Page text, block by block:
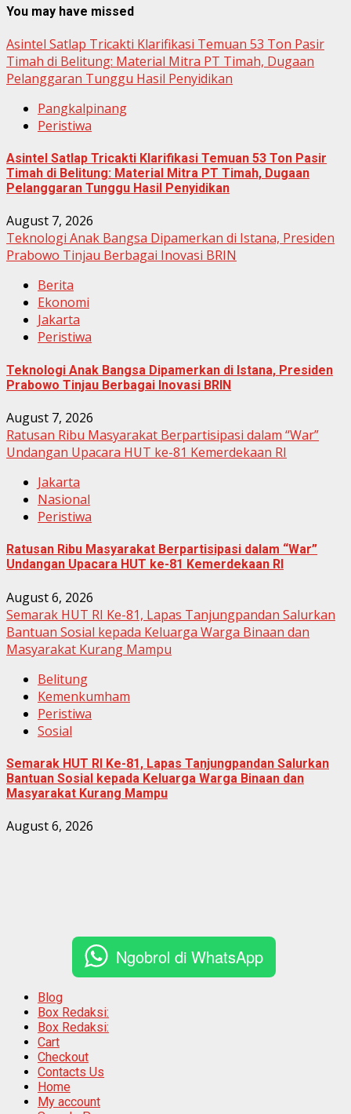
You may have missed
Asintel Satlap Tricakti Klarifikasi Temuan 53 Ton Pasir
Timah di Belitung: Material Mitra PT Timah, Dugaan
Pelanggaran Tunggu Hasil Penyidikan
Pangkalpinang
Peristiwa
Asintel Satlap Tricakti Klarifikasi Temuan 53 Ton Pasir
Timah di Belitung: Material Mitra PT Timah, Dugaan
Pelanggaran Tunggu Hasil Penyidikan
August 7, 2026
Teknologi Anak Bangsa Dipamerkan di Istana, Presiden
Prabowo Tinjau Berbagai Inovasi BRIN
Berita
Ekonomi
Jakarta
Peristiwa
Teknologi Anak Bangsa Dipamerkan di Istana, Presiden
Prabowo Tinjau Berbagai Inovasi BRIN
August 7, 2026
Ratusan Ribu Masyarakat Berpartisipasi dalam “War”
Undangan Upacara HUT ke-81 Kemerdekaan RI
Jakarta
Nasional
Peristiwa
Ratusan Ribu Masyarakat Berpartisipasi dalam “War”
Undangan Upacara HUT ke-81 Kemerdekaan RI
August 6, 2026
Semarak HUT RI Ke-81, Lapas Tanjungpandan Salurkan
Bantuan Sosial kepada Keluarga Warga Binaan dan
Masyarakat Kurang Mampu
Belitung
Kemenkumham
Peristiwa
Sosial
Semarak HUT RI Ke-81, Lapas Tanjungpandan Salurkan
Bantuan Sosial kepada Keluarga Warga Binaan dan
Masyarakat Kurang Mampu
August 6, 2026
Ngobrol di WhatsApp
Blog
Box Redaksi:
Box Redaksi:
Cart
Checkout
Contacts Us
Home
My account